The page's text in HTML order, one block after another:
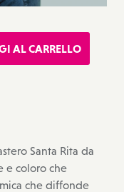
AL CARRELLO
Santa Rita da
e coloro che
che diffonde